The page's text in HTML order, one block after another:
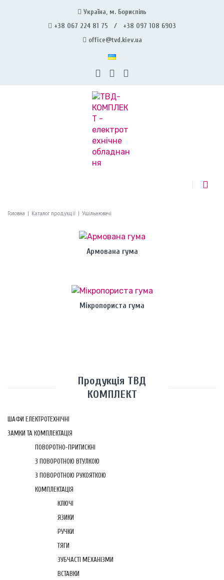
Україна, м. Бориспіль
+38 067 224 81 75 / +38 097 108 6903
office@tvd.kiev.ua
Головна | Каталог продукції | Ущільнювачі
Армована гума
Мікропориста гума
Продукція ТВД
КОМПЛЕКТ
ШАФИ ЕЛЕКТРОТЕХНІЧНІ
ЗАМКИ ТА КОМПЛЕКТАЦІЯ
ПОВОРОТНО-ПРИТИСКНІ
З ПОВОРОТНОЮ ВТУЛКОЮ
З ПОВОРОТНОЮ РУКОЯТКОЮ
КОМПЛЕКТАЦІЯ
КЛЮЧІ
ЯЗИКИ
РУЧКИ
ТЯГИ
ЗУБЧАСТІ МЕХАНІЗМИ
ВСТАВКИ